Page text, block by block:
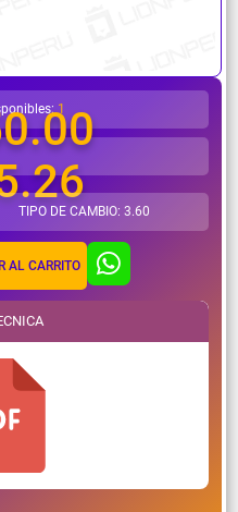
ayuda?
1
TIPO DE CAMBIO: 3.60
AL CARRITO